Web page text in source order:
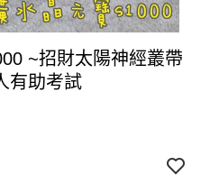
~招財太陽神經叢帶
有助考試